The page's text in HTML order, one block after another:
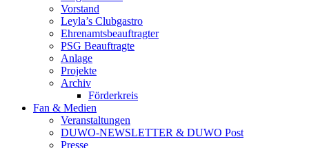
Vorstand
Leyla’s Clubgastro
Ehrenamtsbeauftragter
PSG Beauftragte
Anlage
Projekte
Archiv
Förderkreis
Fan & Medien
Veranstaltungen
DUWO-NEWSLETTER & DUWO Post
Presse